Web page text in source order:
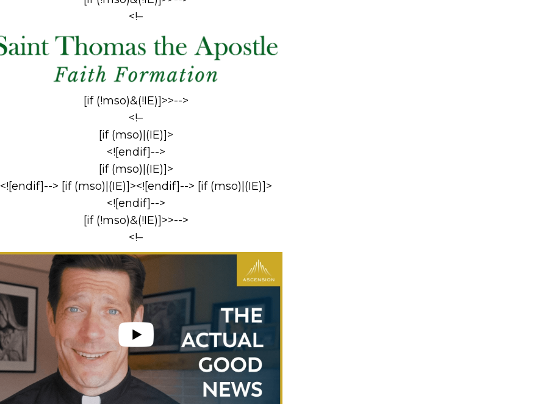
<!–
[if (!mso)&(!IE)]>>-->
<!–
[if (mso)|(IE)]>
<![endif]-->
[if (mso)|(IE)]>
<![endif]--> [if (mso)|(IE)]><![endif]--> [if (mso)|(IE)]>
<![endif]-->
[if (!mso)&(!IE)]>>-->
<!–